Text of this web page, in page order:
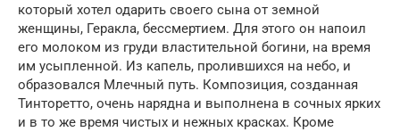
который хотел одарить своего сына от земной
женщины, Геракла, бессмертием. Для этого он напоил
его молоком из груди властительной богини, на время
им усыпленной. Из капель, пролившихся на небо, и
образовался Млечный путь. Композиция, созданная
Тинторетто, очень нарядна и выполнена в сочных ярких
и в то же время чистых и нежных красках. Кроме